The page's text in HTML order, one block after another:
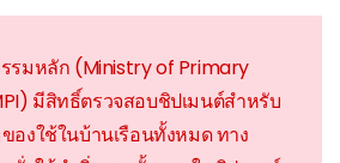
รมหลัก (Ministry of Primary
มีสิทธิ์ตรวจสอบชิปเมนต์สำหรับ
องใช้ในบ้านเรือนทั้งหมด ทาง